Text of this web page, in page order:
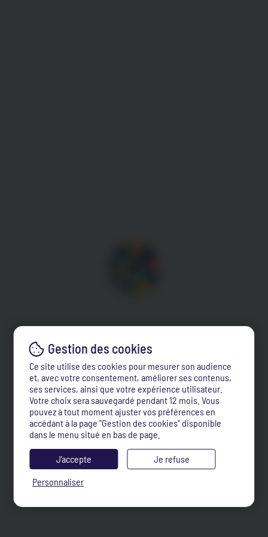
Ce site utilise des cookies pour mesurer son audience
et, avec votre consentement, améliorer ses contenus,
ses services, ainsi que votre expérience utilisateur.
Votre choix sera sauvegardé pendant 12 mois. Vous
pouvez à tout moment ajuster vos préférences en
accédant à la page "Gestion des cookies" disponible
dans le menu situé en bas de page.
J’accepte
Je refuse
Personnaliser